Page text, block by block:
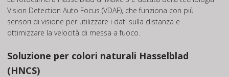
Vision Detection Auto Focus (VDAF), che funziona con più
sensori di visione per utilizzare i dati sulla distanza e
ottimizzare la velocità di messa a fuoco.
Soluzione per colori naturali Hasselblad
(HNCS)